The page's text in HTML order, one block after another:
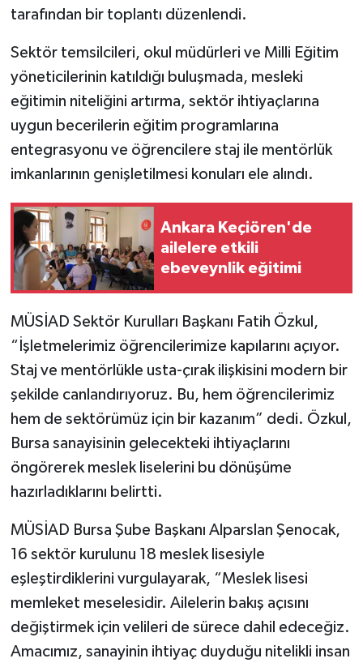
tarafından bir toplantı düzenlendi.
Sektör temsilcileri, okul müdürleri ve Milli Eğitim
yöneticilerinin katıldığı buluşmada, mesleki
eğitimin niteliğini artırma, sektör ihtiyaçlarına
uygun becerilerin eğitim programlarına
entegrasyonu ve öğrencilere staj ile mentörlük
imkanlarının genişletilmesi konuları ele alındı.
Ankara Keçiören'de
ailelere etkili
ebeveynlik eğitimi
MÜSİAD Sektör Kurulları Başkanı Fatih Özkul,
“İşletmelerimiz öğrencilerimize kapılarını açıyor.
Staj ve mentörlükle usta-çırak ilişkisini modern bir
şekilde canlandırıyoruz. Bu, hem öğrencilerimiz
hem de sektörümüz için bir kazanım” dedi. Özkul,
Bursa sanayisinin gelecekteki ihtiyaçlarını
öngörerek meslek liselerini bu dönüşüme
hazırladıklarını belirtti.
MÜSİAD Bursa Şube Başkanı Alparslan Şenocak,
16 sektör kurulunu 18 meslek lisesiyle
eşleştirdiklerini vurgulayarak, “Meslek lisesi
memleket meselesidir. Ailelerin bakış açısını
değiştirmek için velileri de sürece dahil edeceğiz.
Amacımız, sanayinin ihtiyaç duyduğu nitelikli insan